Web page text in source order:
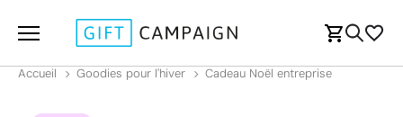
Accueil Goodies pour l'hiver Cadeau Noël entreprise